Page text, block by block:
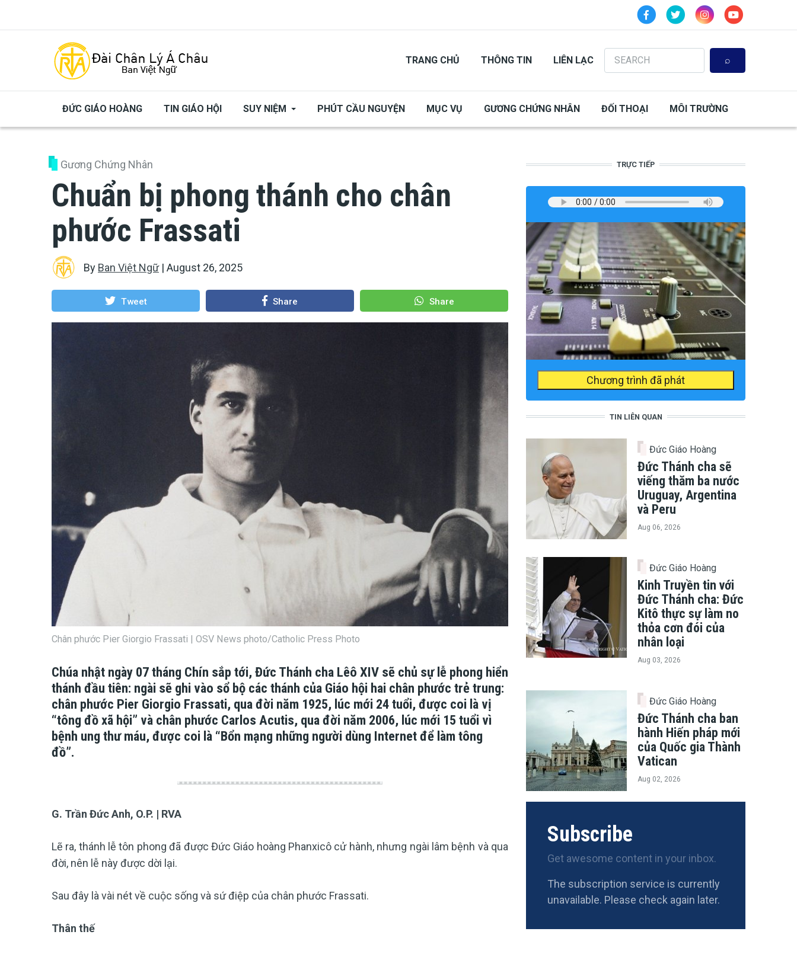
TRANG CHỦ THÔNG TIN LIÊN LẠC
Search
ĐỨC GIÁO HOÀNG TIN GIÁO HỘI SUY NIỆM PHÚT CẦU NGUYỆN MỤC VỤ GƯƠNG CHỨNG NHÂN ĐỐI THOẠI MÔI TRƯỜNG
Gương Chứng Nhân
Chuẩn bị phong thánh cho chân
phước Frassati
By Ban Việt Ngữ| August 26, 2025
Tweet Share Share
Chân phước Pier Giorgio Frassati | OSV News photo/Catholic Press Photo
Chúa nhật ngày 07 tháng Chín sắp tới, Đức Thánh cha Lêô XIV sẽ chủ sự lễ phong hiển
thánh đầu tiên: ngài sẽ ghi vào sổ bộ các thánh của Giáo hội hai chân phước trẻ trung:
chân phước Pier Giorgio Frassati, qua đời năm 1925, lúc mới 24 tuổi, được coi là vị
“tông đồ xã hội” và chân phước Carlos Acutis, qua đời năm 2006, lúc mới 15 tuổi vì
bệnh ung thư máu, được coi là “Bổn mạng những người dùng Internet để làm tông
đồ”.
G. Trần Đức Anh, O.P. | RVA
Lẽ ra, thánh lễ tôn phong đã được Đức Giáo hoàng Phanxicô cử hành, nhưng ngài lâm bệnh và qua
đời, nên lễ này được dời lại.
Sau đây là vài nét về cuộc sống và sứ điệp của chân phước Frassati.
Thân thế
TRỰC TIẾP
Chương trình đã phát
TIN LIÊN QUAN
Đức Giáo Hoàng
Đức Thánh cha sẽ
viếng thăm ba nước
Uruguay, Argentina
và Peru
Aug 06, 2026
Đức Giáo Hoàng
Kinh Truyền tin với
Đức Thánh cha: Đức
Kitô thực sự làm no
thỏa cơn đói của
nhân loại
Aug 03, 2026
Đức Giáo Hoàng
Đức Thánh cha ban
hành Hiến pháp mới
của Quốc gia Thành
Vatican
Aug 02, 2026
Subscribe
Get awesome content in your inbox.
The subscription service is currently
unavailable. Please check again later.